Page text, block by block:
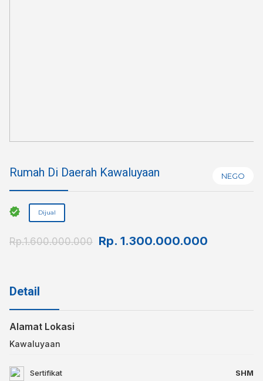
Rumah Di Daerah Kawaluyaan NEGO
Dijual
Rp.1.600.000.000 Rp. 1.300.000.000
Detail
Alamat Lokasi
Kawaluyaan
Sertifikat SHM